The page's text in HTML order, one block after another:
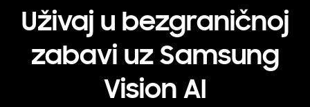
Uživaj u bezgraničnoj
zabavi uz Samsung
Vision AI